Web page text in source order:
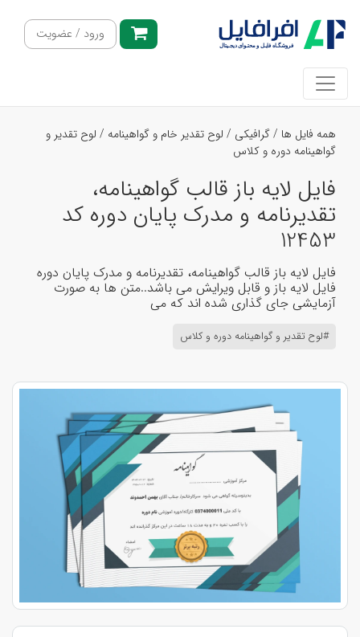
ورود / عضویت
همه فایل ها /گرافیکی / لوح تقدیر خام و گواهینامه / لوح تقدیر و
گواهینامه دوره و کلاس
فایل لایه باز قالب گواهینامه،
تقدیرنامه و مدرک پایان دوره کد
12453
فایل لایه باز قالب گواهینامه، تقدیرنامه و مدرک پایان دوره
فایل لایه باز و قابل ویرایش می باشد..متن ها به صورت
آزمایشی جای گذاری شده اند که می
#لوح تقدیر و گواهینامه دوره و کلاس